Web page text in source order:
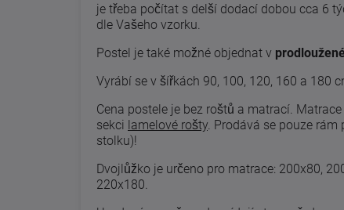
je třeba počítat s delší dodací dobou cca 6
dle Vašeho vzorku.
Postel je také možné objednat v
Vyrábí se v šířkách 90, 100, 120, 160 a 180
Cena postele je bez roštů a matrací.
sekci lamelové rošty Prodává se pouze rám
stolku)!
Dvojlůžko je určeno pro matrace: 200x80,
220x180.